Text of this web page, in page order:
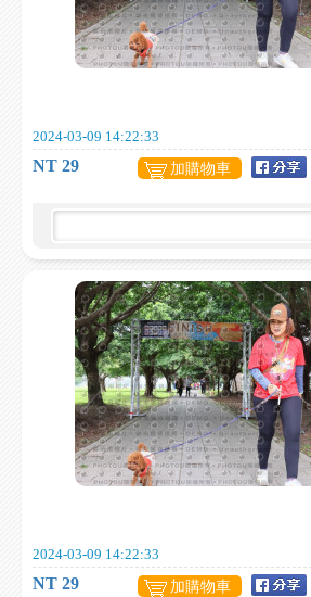
2024-03-09 14:22:33
NT 29 加購物車
2024-03-09 14:22:33
NT 29 加購物車